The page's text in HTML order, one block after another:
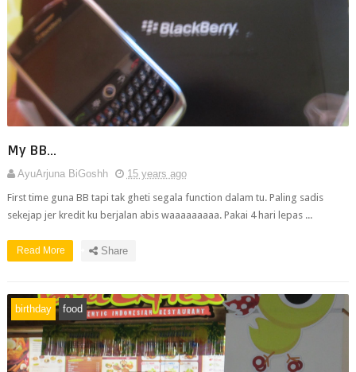
My BB...
AyuArjuna BiGoshh
15 years ago
First time guna BB tapi tak gheti segala function dalam tu. Paling sadis
sekejap jer kredit ku berjalan abis waaaaaaaaa. Pakai 4 hari lepas ...
Read More Share
birthday food